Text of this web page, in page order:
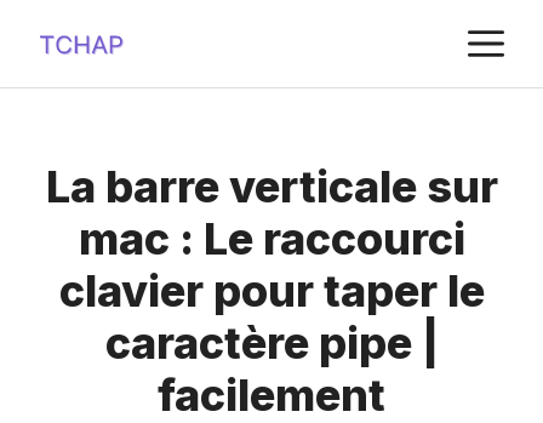
contenu
La barre verticale sur
mac : Le raccourci
clavier pour taper le
caractère pipe |
facilement